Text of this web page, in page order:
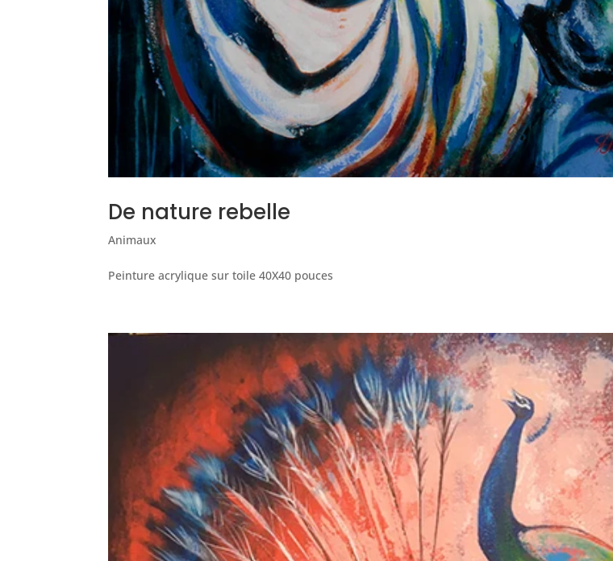
De nature rebelle
Animaux
Peinture acrylique sur toile 40X40 pouces